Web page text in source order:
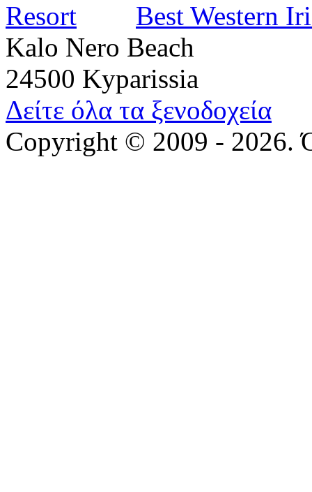
Best Western
Kalo Nero Beach
24500 Kyparissia
Δείτε όλα τα ξενοδοχεία
Copyright © 2009 - 2026.